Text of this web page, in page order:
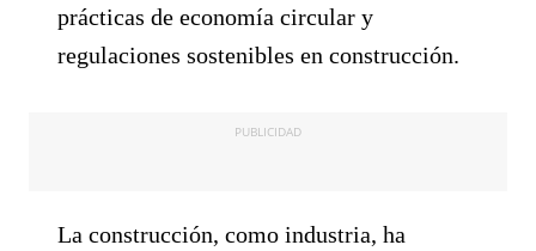
prácticas de economía circular y
regulaciones sostenibles en construcción.
PUBLICIDAD
La construcción, como industria, ha